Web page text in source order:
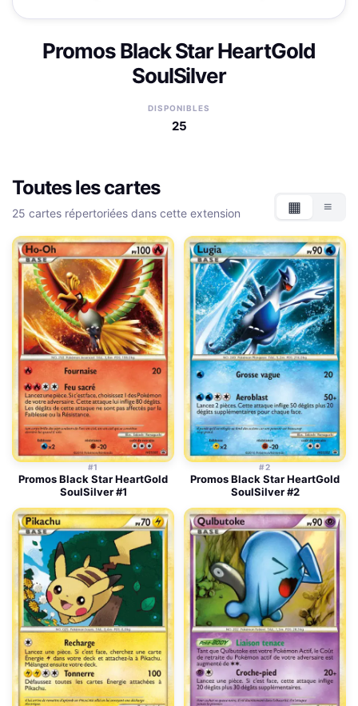
Promos Black Star HeartGold
SoulSilver
DISPONIBLES
25
Toutes les cartes
25 cartes répertoriées dans cette extension
▦
Grille
≡
#1
Promos Black Star HeartGold
SoulSilver #1
#2
Promos Black Star HeartGold
SoulSilver #2